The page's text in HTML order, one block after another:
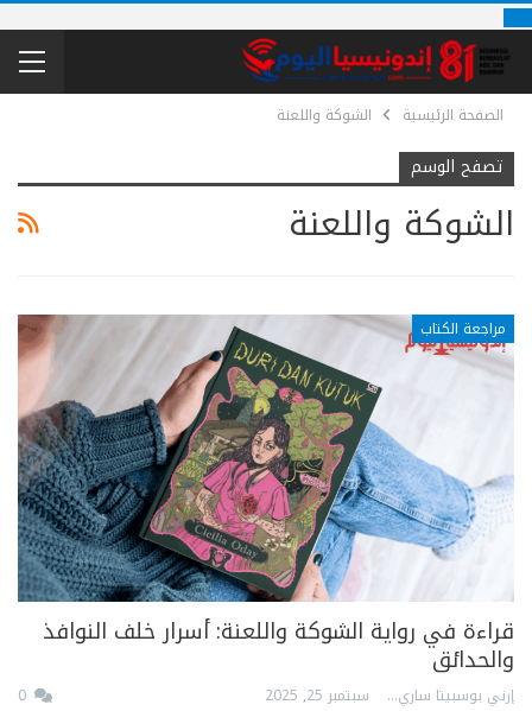
الصفحة الرئيسية الشوكة واللعنة
تصفح الوسم
الشوكة واللعنة
مراجعة الكتاب
قراءة في رواية الشوكة واللعنة: أسرار خلف النوافذ
والحدائق
إرني بوسبيتا ساري سبتمبر 25, 2025